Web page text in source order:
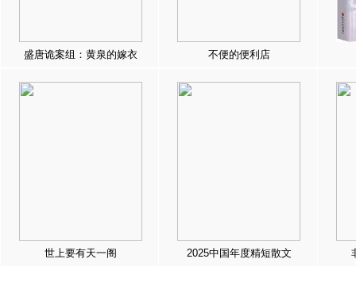
盛唐诡案组：黄泉的嫁衣 不便的便利店
世上要有天一阁 2025中国年度精短散文